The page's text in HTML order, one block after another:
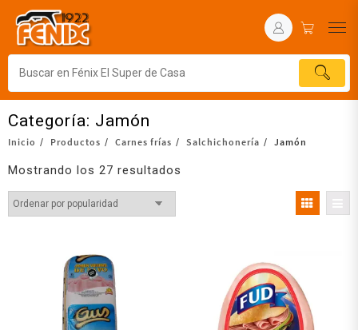
Categoría: Jamón
Inicio Productos Carnes frías Salchichonería Jamón
Mostrando los 27 resultados